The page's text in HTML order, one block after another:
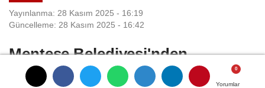
Yorumlar
Yorumlar
Yayınlanma: 28 Kasım 2025 - 16:19
Güncelleme: 28 Kasım 2025 - 16:42
Menteşe Belediyesi'nden
kasaplarda sıkı denetim
Yorumlar